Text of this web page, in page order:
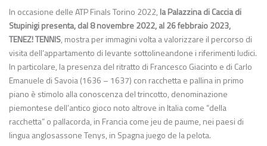
In occasione delle ATP Finals Torino 2022, la Palazzina di Caccia di
Stupinigi presenta, dal 8 novembre 2022, al 26 febbraio 2023,
TENEZ! TENNIS, mostra per immagini volta a valorizzare il percorso di
visita dell’appartamento di levante sottolineandone i riferimenti ludici.
In particolare, la presenza del ritratto di Francesco Giacinto e di Carlo
Emanuele di Savoia (1636 – 1637) con racchetta e pallina in primo
piano è stimolo alla conoscenza del trincotto, denominazione
piemontese dell’antico gioco noto altrove in Italia come “della
racchetta” o pallacorda, in Francia come jeu de paume, nei paesi di
lingua anglosassone Tenys, in Spagna juego de la pelota.